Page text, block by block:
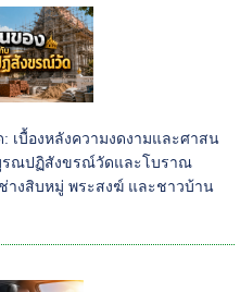
บื้องหลังความงดงามและศาสน
รณปฏิสังขรณ์วัดและโบราณ
างสิบหมู่ พระสงฆ์ และชาวบ้าน